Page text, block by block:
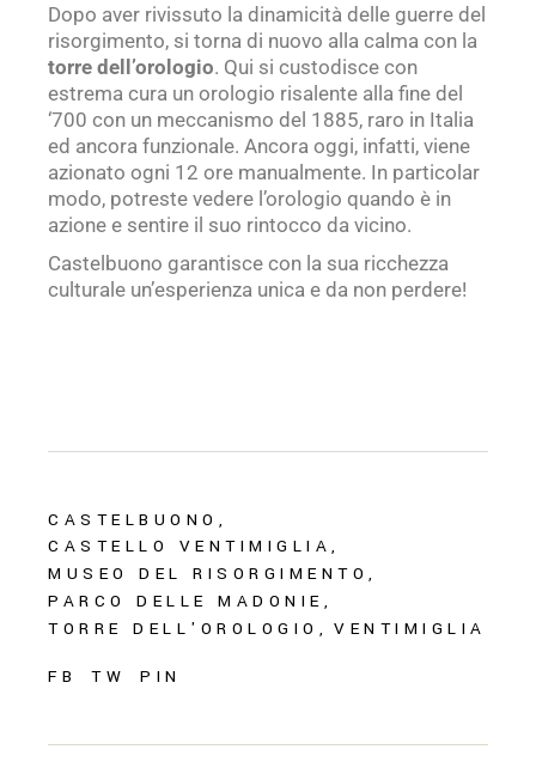
Dopo aver rivissuto la dinamicità delle guerre del
risorgimento, si torna di nuovo alla calma con la
torre dell’orologio. Qui si custodisce con
estrema cura un orologio risalente alla fine del
‘700 con un meccanismo del 1885, raro in Italia
ed ancora funzionale. Ancora oggi, infatti, viene
azionato ogni 12 ore manualmente. In particolar
modo, potreste vedere l’orologio quando è in
azione e sentire il suo rintocco da vicino.
Castelbuono garantisce con la sua ricchezza
culturale un’esperienza unica e da non perdere!
CASTELBUONO
CASTELLO VENTIMIGLIA
MUSEO DEL RISORGIMENTO
PARCO DELLE MADONIE
TORRE DELL'OROLOGIO
VENTIMIGLIA
FB TW PIN